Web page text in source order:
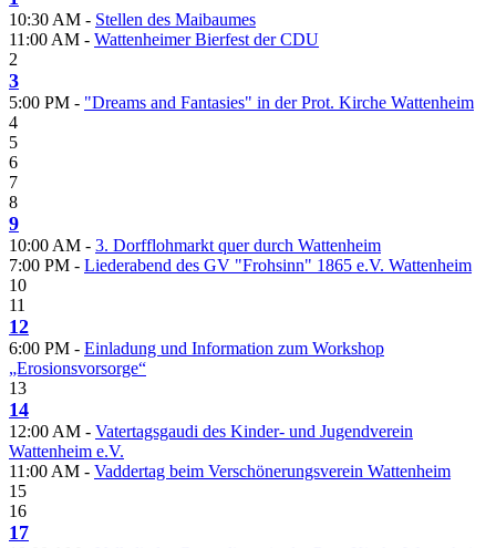
10:30 AM - Stellen des Maibaumes
11:00 AM - Wattenheimer Bierfest der CDU
2
3
5:00 PM - "Dreams and Fantasies" in der Prot. Kirche Wattenheim
4
5
6
7
8
9
10:00 AM - 3. Dorfflohmarkt quer durch Wattenheim
7:00 PM - Liederabend des GV "Frohsinn" 1865 e.V. Wattenheim
10
11
12
6:00 PM - Einladung und Information zum Workshop
„Erosionsvorsorge“
13
14
12:00 AM - Vatertagsgaudi des Kinder- und Jugendverein
Wattenheim e.V.
11:00 AM - Vaddertag beim Verschönerungsverein Wattenheim
15
16
17